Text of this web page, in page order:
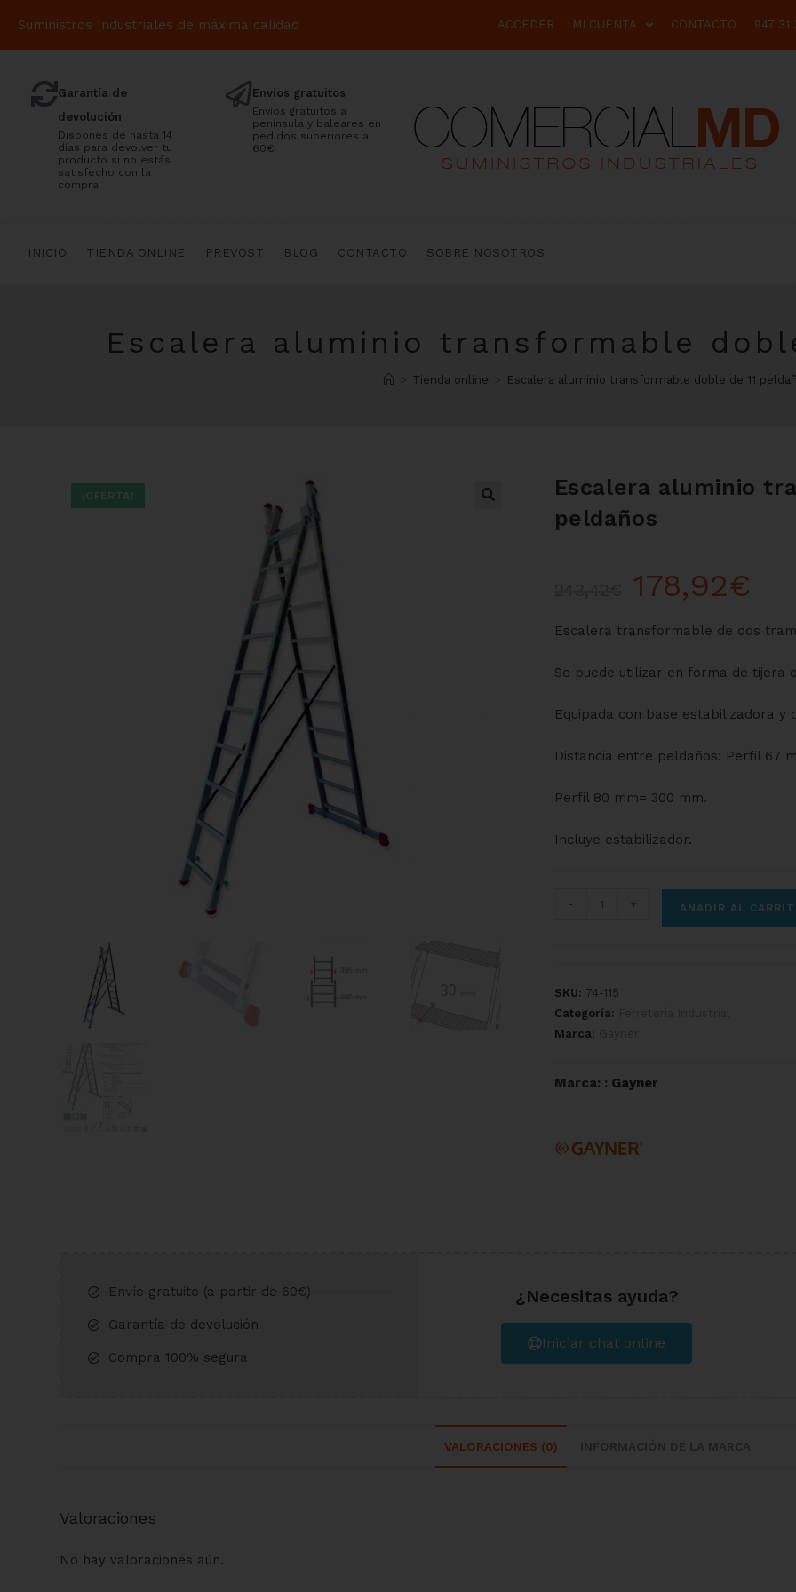
Suministros Industriales de máxima calidad ACCEDER MI CUENTA CONTACTO 947 31
Garantía de
devolución
Dispones de hasta 14
días para devolver tu
producto si no estás
satisfecho con la
compra
Envíos gratuitos
Envíos gratuitos a
península y baleares en
pedidos superiores a
60€
INICIO TIENDA ONLINE PREVOST BLOG CONTACTO SOBRE NOSOTROS
Escalera aluminio transformable
Tienda online Escalera aluminio transformable doble de 11
¡OFERTA!
Escalera aluminio
peldaños
178,92€
Escalera transformable de dos
Se puede utilizar en forma de tijera
Equipada con base estabilizadora y
Distancia entre peldaños: Perfil 67
Perfil 80 mm= 300 mm.
Incluye estabilizador.
- + AÑADIR AL
SKU: 74-115
Categoría:
Marca:
Marca: : Gayner
Envío gratuito (a partir de 60€)​
Garantía de devolución​
Compra 100% segura​
¿Necesitas ayuda?
Iniciar chat online
VALORACIONES (0)
Valoraciones
No hay valoraciones aún.